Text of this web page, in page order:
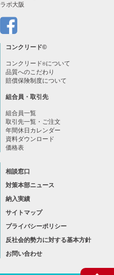
ボ大阪
コンクリード©
コンクリード®について
品質へのこだわり
賠償保険制度について
組合員・取引先
組合員一覧
取引先一覧・ご注文
年間休日カレンダー
資料ダウンロード
価格表
相談窓口
対策本部ニュース
納入実績
サイトマップ
プライバシーポリシー
反社会的勢力に対する基本方針
お問い合わせ